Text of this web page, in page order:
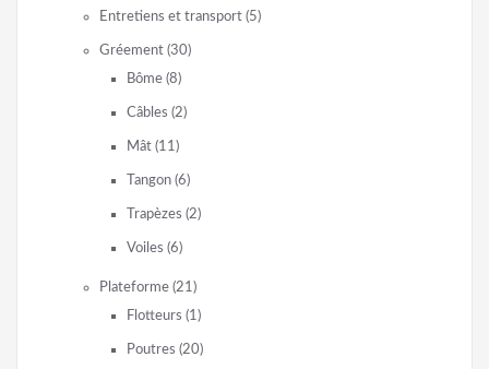
Entretiens et transport (5)
Gréement (30)
Bôme (8)
Câbles (2)
Mât (11)
Tangon (6)
Trapèzes (2)
Voiles (6)
Plateforme (21)
Flotteurs (1)
Poutres (20)